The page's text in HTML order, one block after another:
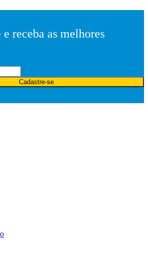
e receba as melhores
Cadastre-se